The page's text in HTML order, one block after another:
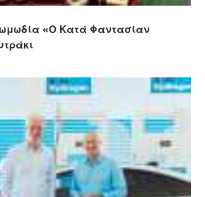
«Ο Κατά Φαντασίαν